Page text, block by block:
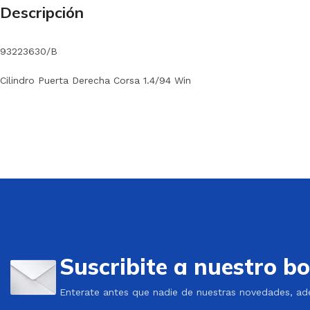
Descripción
93223630/B
Cilindro Puerta Derecha Corsa 1.4/94 Win
Suscribite a nuestro
Enterate antes que nadie de nuestras novedades,